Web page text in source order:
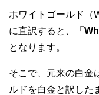
ホワイトゴールド（
に直訳すると、
「
となります。
そこで、元来の白金
ルドを白金と訳した